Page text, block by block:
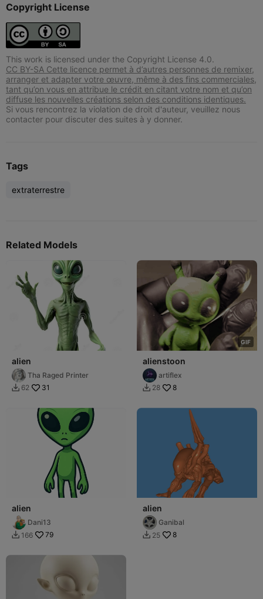
Copyright License
This work is licensed under the Copyright License 4.0.
CC BY-SA Cette licence permet à d’autres personnes de remixer,
arranger et adapter votre œuvre, même à des fins commerciales,
tant qu’on vous en attribue le crédit en citant votre nom et qu’on
diffuse les nouvelles créations selon des conditions identiques.
Si vous rencontrez la violation de droit d'auteur, veuillez nous
contacter pour discuter des suites à y donner.
Tags
extraterrestre
Related Models
alien
Tha Raged Printer
 62 31
GIF
alienstoon
artiflex
 28 8
alien
Dani13
 166 79
alien
Ganibal
 25 8